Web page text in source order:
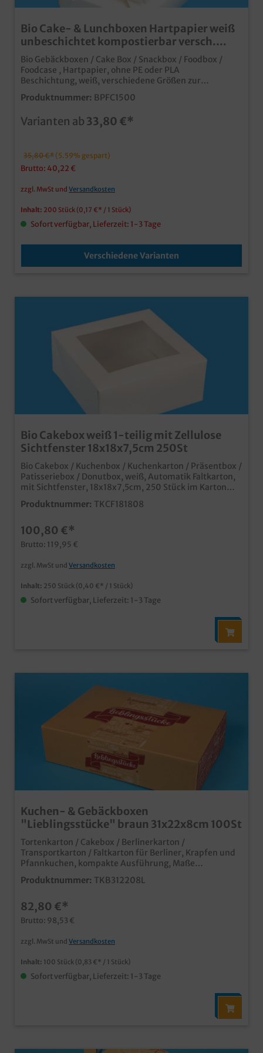
Bio Cake- & Lunchboxen Hartpapier weiß
unbeschichtet kompostierbar versch.
Größen
Bio Gebäckboxen / Cake Box / Snackbox / Foodbox /
Foodcase , Hartpapier, ohne PE oder PLA
Beschichtung, weiß, verschiedene Größen zur
Auswahl: 750ml 113x90x64mm 480St. / 1300ml
149x116x64mm 240St. / 1500ml 197x140x48mm
Cakebox / Lunchbox aus Bio Hartpapier mit stylischem
Kekse, Donuts, Krapfen, Muffins, Präsente, usw.nicht
für extrem fettige und feuchte/soßenhaltige Speisen
auch zum Bekleben mit Etiketten die moderne Cake-
und Lunchbox Bäckerei, Confiserie und Konditorei gern
unterbreiten wir Ihnen auch ein Angebot zu einem
individuellen Druck, senden Sie uns einfach eine
Druckanfrage
Produktnummer: BPFC1500
Varianten ab 33,80 €*
35,80 €* (5.59% gespart)
Brutto: 40,22 €
zzgl. MwSt und Versandkosten
Inhalt: 200 Stück (0,17 €* / 1 Stück)
Sofort verfügbar, Lieferzeit: 1-3 Tage
Verschiedene Varianten
Bio Cakebox weiß 1-teilig mit Zellulose
Sichtfenster 18x18x7,5cm 250St
Bio Cakebox / Kuchenbox / Kuchenkarton / Präsentbox /
Patisseriebox / Donutbox, weiß, Automatik Faltkarton,
mit Sichtfenster, 18x18x7,5cm, 250 Stück im Karton
moderne und nachhaltige Faltbox aus Frischfaser
Papier platzsparender Automatikkarton, schnell
Deckel, für die perfekte Sicht auf die Produkte ideal für
Gebäck, Muffins, Donuts, Cupcakes, Pralinen, etc.
qualitative Lösung im anspruchsvollen Bäckerei- und
Konditoreibedarfbiologisch abbaubar Gern erstellen wir
Ihnen auch ein individuelle Angebot zu Ihrem Logo oder
Wunschdesign auf den Cakeboxen.
Produktnummer: TKCF181808
100,80 €*
Brutto: 119,95 €
zzgl. MwSt und Versandkosten
Inhalt: 250 Stück (0,40 €* / 1 Stück)
Sofort verfügbar, Lieferzeit: 1-3 Tage
Kuchen- & Gebäckboxen
"Lieblingsstücke" braun 31x22x8cm 100St
Tortenkarton / Cakebox / Berlinerkarton /
Transportkarton / Faltkarton für Berliner, Krapfen und
Pfannkuchen, kompakte Ausführung, Maße
31x22x8cm, 100 Stück im UmkartonPraktische und
stabile Transportlösung im Bäckereibedarf und
Fettbarriere und Papier aus zertifizierter
Forstwirtschaft kompakte Ausführung z.B. für bis zu 12
Pfannkuchen je Lage, je nach Größeauch geeignet für
Kuchen, Torten, Gebäck, usw. ansprechendes
Neutralmotiv "Lieblingsstücke" im beliebten
Naturbraunab einer Auflage von 5000 Stück auch
individuell bedruckbar fragen Sie einfach unseren
Kundenservice
Produktnummer: TKB312208L
82,80 €*
Brutto: 98,53 €
zzgl. MwSt und Versandkosten
Inhalt: 100 Stück (0,83 €* / 1 Stück)
Sofort verfügbar, Lieferzeit: 1-3 Tage